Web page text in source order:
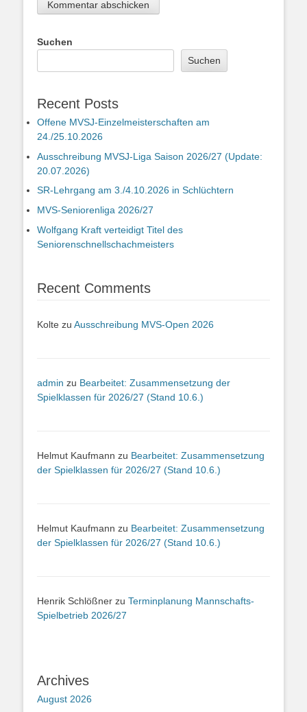
Suchen
Suchen
Recent Posts
Offene MVSJ-Einzelmeisterschaften am
24./25.10.2026
Ausschreibung MVSJ-Liga Saison 2026/27 (Update:
20.07.2026)
SR-Lehrgang am 3./4.10.2026 in Schlüchtern
MVS-Seniorenliga 2026/27
Wolfgang Kraft verteidigt Titel des
Seniorenschnellschachmeisters
Recent Comments
Kolte zu Ausschreibung MVS-Open 2026
admin zu Bearbeitet: Zusammensetzung der
Spielklassen für 2026/27 (Stand 10.6.)
Helmut Kaufmann zu Bearbeitet: Zusammensetzung
der Spielklassen für 2026/27 (Stand 10.6.)
Helmut Kaufmann zu Bearbeitet: Zusammensetzung
der Spielklassen für 2026/27 (Stand 10.6.)
Henrik Schlößner zu Terminplanung Mannschafts-
Spielbetrieb 2026/27
Archives
August 2026